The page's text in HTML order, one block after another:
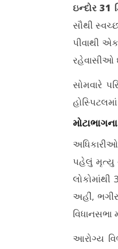
ઇન્દોરમાં દૂષિત
તપાસના આદેશ
December
31, 2025
ઇન્દોર 31
સૌથી
પીવાથી
રહેવાસીઓ
સોમવારે
પહેલું મૃત્યુ
અહીં,
વિધાનસભા
આરોગ્ય